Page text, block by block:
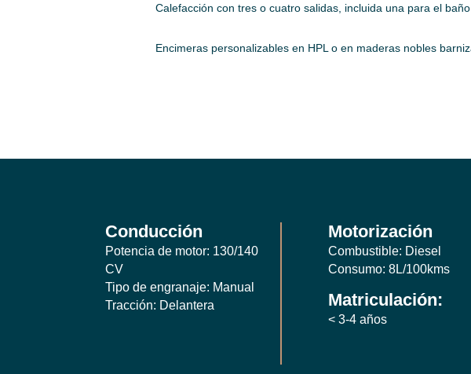
Calefacción con tres o cuatro salidas, incluida una para el baño
Encimeras personalizables en HPL o en maderas nobles
Conducción
Potencia de motor: 130/140
CV
Tipo de engranaje: Manual
Tracción: Delantera
Motorización
Combustible: Diesel
Consumo: 8L/100kms
Matriculación:
< 3-4 años